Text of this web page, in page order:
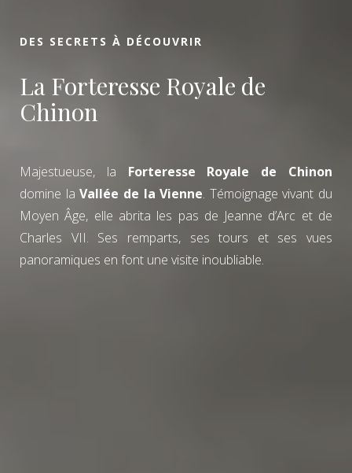
DES SECRETS À DÉCOUVRIR
La Forteresse Royale de
Chinon
Majestueuse, la Forteresse Royale de Chinon
domine laVallée de la Vienne. Témoignage vivant du
Moyen Âge, elle abrita les pas de Jeanne d’Arc et de
Charles VII. Ses remparts, ses tours et ses vues
panoramiques en font une visite inoubliable.